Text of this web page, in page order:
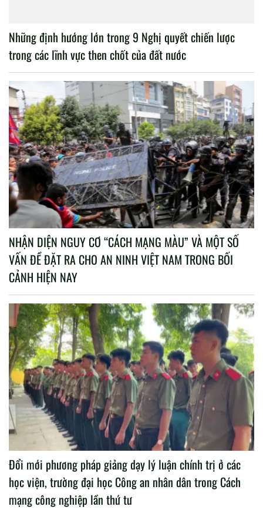
Những định hướng lớn trong 9 Nghị quyết chiến lược
trong các lĩnh vực then chốt của đất nước
NHẬN DIỆN NGUY CƠ “CÁCH MẠNG MÀU” VÀ MỘT SỐ
VẤN ĐỀ ĐẶT RA CHO AN NINH VIỆT NAM TRONG BỐI
CẢNH HIỆN NAY
Đổi mới phương pháp giảng dạy lý luận chính trị ở các
học viện, trường đại học Công an nhân dân trong Cách
mạng công nghiệp lần thứ tư